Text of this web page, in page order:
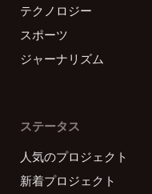
テクノロジー
スポーツ
ジャーナリズム
ステータス
人気のプロジェクト
新着プロジェクト